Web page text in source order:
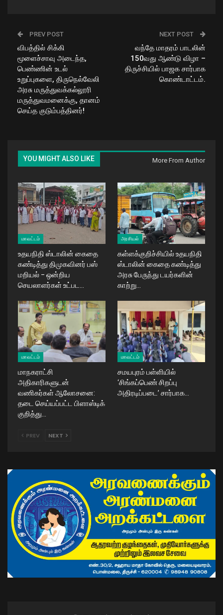
PREV POST
விபத்தில் சிக்கி
மூளைச்சாவு அடைந்த,
பெண்ணின் உடல்
உறுப்புகளை, திருநெல்வேலி
அரசு மருத்துவக்கல்லூரி
மருத்துவமனைக்கு, தானம்
செய்த குடும்பத்தினர்!
NEXT POST
வந்தே மாதரம் பாடலின்
150வது ஆண்டு விழா –
திருச்சியில் பாஜக சார்பாக
கொண்டாட்டம்.
YOU MIGHT ALSO LIKE More From Author
மாவட்டம்
உதயநிதி ஸ்டாலின் கைதை
கண்டித்து திமுகவினர் பஸ்
மறியல் – ஒன்றிய
செயலாளர்கள் உட்பட…
அரசியல்
கள்ளக்குறிச்சியில் உதயநிதி
ஸ்டாலின் கைதை கண்டித்து
அரசு பேருந்து டயர்களின்
காற்று…
மாவட்டம்
மாநகராட்சி
அதிகாரிகளுடன்
வணிகர்கள் ஆலோசனை:
தடை செய்யப்பட்ட பிளாஸ்டிக்
குறித்து…
மாவட்டம்
சமயபுரம் பள்ளியில்
‘சிங்கப்பெண் சிறப்பு
அதிரடிப்படை’ சார்பாக…
PREV NEXT